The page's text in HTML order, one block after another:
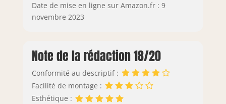
Date de mise en ligne sur Amazon.fr : 9
novembre 2023
Note de la rédaction 18/20
Conformité au descriptif :
Facilité de montage :
Esthétique :